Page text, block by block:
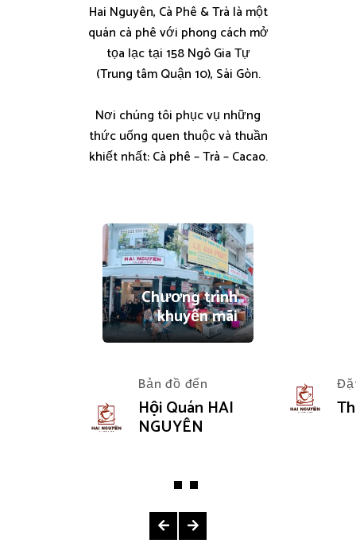
Hai Nguyên, Cà Phê & Trà là một
quán cà phê với phong cách mở
tọa lạc tại 158 Ngô Gia Tự
(Trung tâm Quận 10), Sài Gòn.
Nơi chúng tôi phục vụ những
thức uống quen thuộc và thuần
khiết nhất: Cà phê – Trà – Cacao.
Chương trình
khuyến mãi
Bản đồ đến
Hội Quán HAI
NGUYÊN